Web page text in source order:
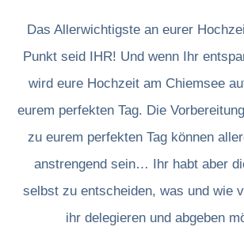
Das Allerwichtigste an eurer
Punkt seid IHR! Und wenn Ihr
wird eure Hochzeit am Chiemsee
eurem perfekten Tag. Die
zu eurem perfekten Tag können
anstrengend sein… Ihr habt aber
selbst zu entscheiden, was und wie
ihr delegieren und abgeben